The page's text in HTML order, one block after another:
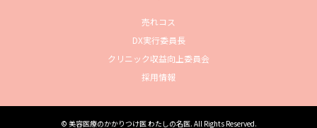
売れコス
DX実行委員長
クリニック収益向上委員会
採用情報
© 美容医療のかかりつけ医 わたしの名医. All Rights Reserved.